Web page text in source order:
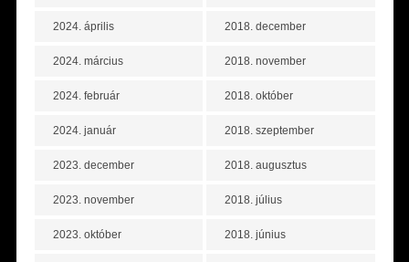
2024. április
2024. március
2024. február
2024. január
2023. december
2023. november
2023. október
2018. december
2018. november
2018. október
2018. szeptember
2018. augusztus
2018. július
2018. június